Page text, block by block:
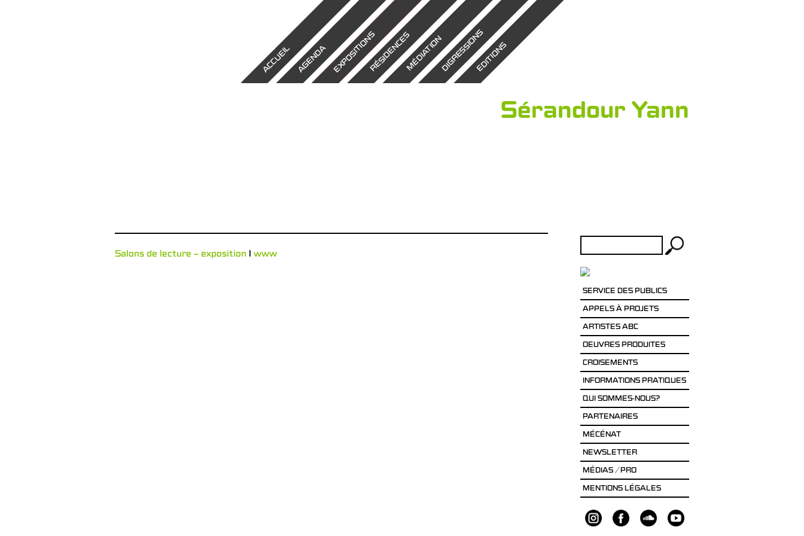
ACCUEILAGENDAEXPOSITIONSRÉSIDENCESMÉDIATIONDIGRESSIONSEDITIONS
Sérandour Yann
Salons de lecture – exposition l www
SERVICE DES PUBLICS
APPELS À PROJETS
ARTISTES ABC
OEUVRES PRODUITES
CROISEMENTS
INFORMATIONS PRATIQUES
QUI SOMMES-NOUS?
PARTENAIRES
MÉCÉNAT
NEWSLETTER
MÉDIAS / PRO
MENTIONS LÉGALES